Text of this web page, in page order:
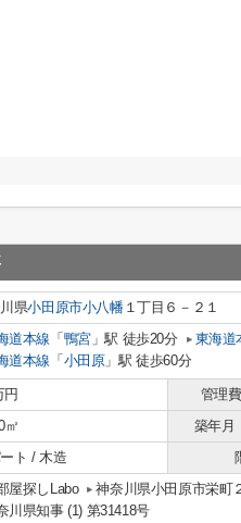
県小田原市小八幡 １丁目６－２１
道本線 「 鴨宮」駅 徒歩20分 東海道
道本線 「 小田原」駅 徒歩60分
円 管理
㎡ 築年月
ト / 木造
屋探しLabo 神奈川県小田原市栄町
川県知事 (1) 第31418号